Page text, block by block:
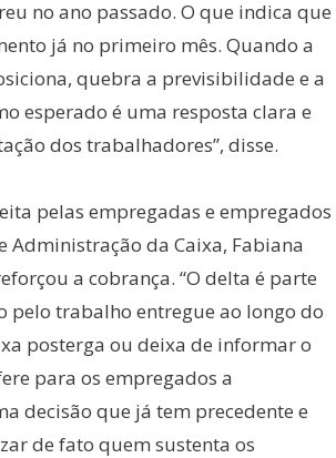
no ano passado. O que indica que
já no primeiro mês. Quando a
quebra a previsibilidade e a
esperado é uma resposta clara e
dos trabalhadores”, disse.
pelas empregadas e empregados
Administração da Caixa, Fabiana
a cobrança. “O delta é parte
pelo trabalho entregue ao longo do
posterga ou deixa de informar o
para os empregados a
decisão que já tem precedente e
de fato quem sustenta os